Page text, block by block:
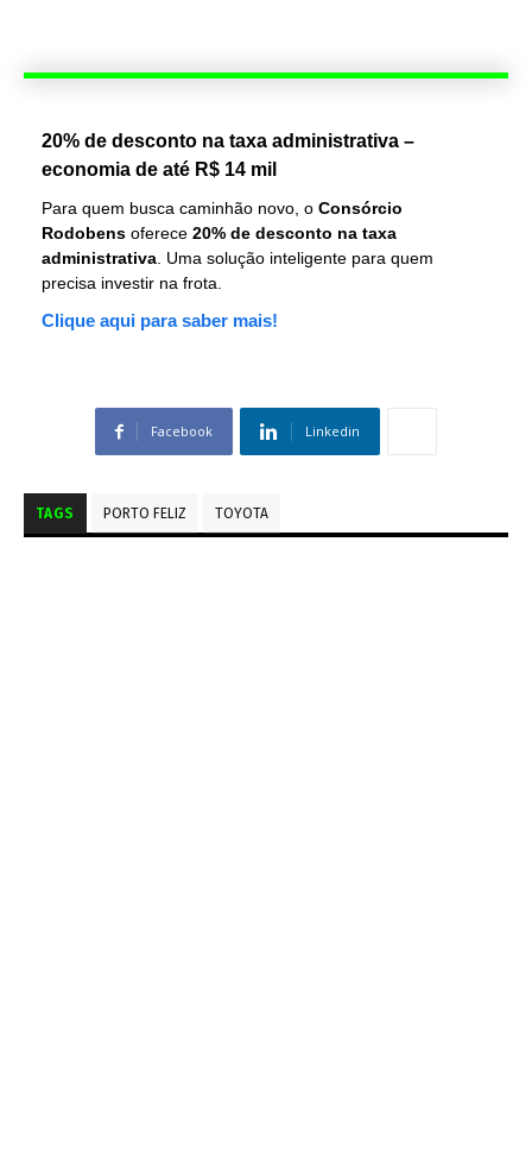
20% de desconto na taxa administrativa –
economia de até R$ 14 mil
Para quem busca caminhão novo, o Consórcio
Rodobens oferece 20% de desconto na taxa
administrativa . Uma solução inteligente para quem
precisa investir na frota.
Clique aqui para saber mais!
Facebook Linkedin
TAGS PORTO FELIZ TOYOTA